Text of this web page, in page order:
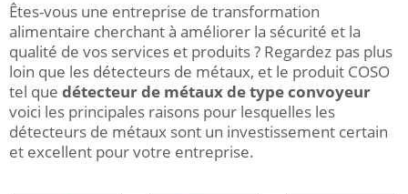
Êtes-vous une entreprise de transformation
alimentaire cherchant à améliorer la sécurité et la
qualité de vos services et produits ? Regardez pas plus
loin que les détecteurs de métaux, et le produit COSO
tel que détecteur de métaux de type convoyeur
voici les principales raisons pour lesquelles les
détecteurs de métaux sont un investissement certain
et excellent pour votre entreprise.